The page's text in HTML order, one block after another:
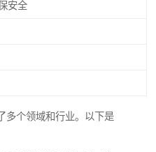
安全
多个领域和行业。以下是